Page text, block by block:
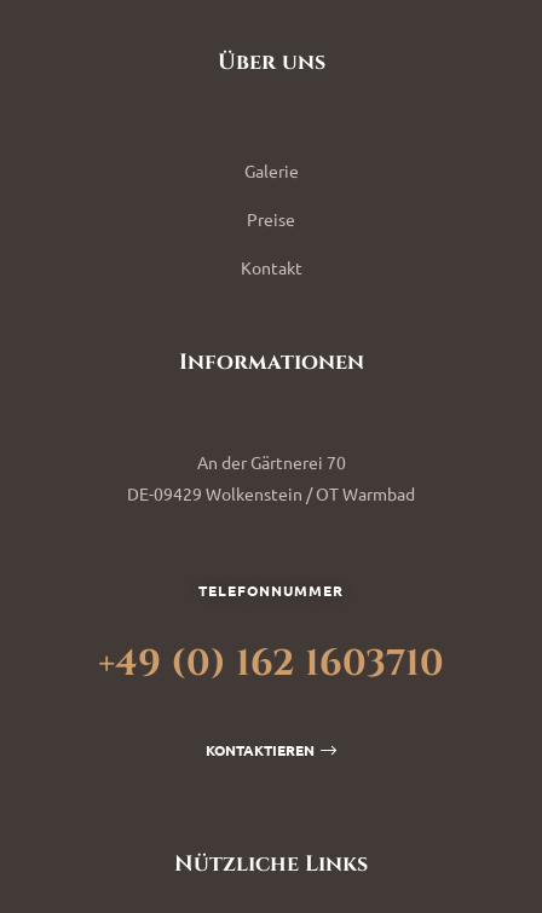
Über uns
Galerie
Preise
Kontakt
Informationen
An der Gärtnerei 70
DE-09429 Wolkenstein / OT Warmbad
TELEFONNUMMER
+49 (0) 162 1603710
KONTAKTIEREN
Nützliche Links